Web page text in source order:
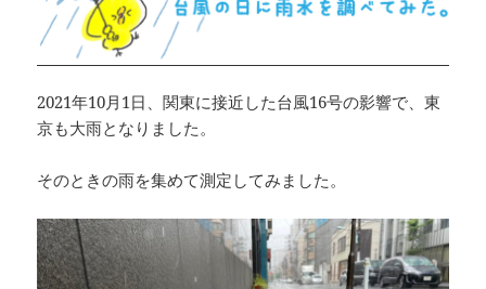
2021年10月1日、関東に接近した台風16号の影響で、東
京も大雨となりました。
そのときの雨を集めて測定してみました。